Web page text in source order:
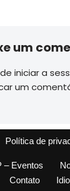
um
iniciar a
um
Política de
– Eventos
Contato